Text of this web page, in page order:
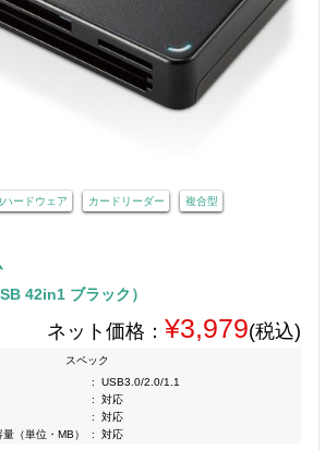
ハードウェア カードリーダー 複合型
42in1 ブラック）
ネット価格： ¥3,979(税込)
スペック
:
USB3.0/2.0/1.1
:
対応
:
対応
（単位・MB）
: 対応